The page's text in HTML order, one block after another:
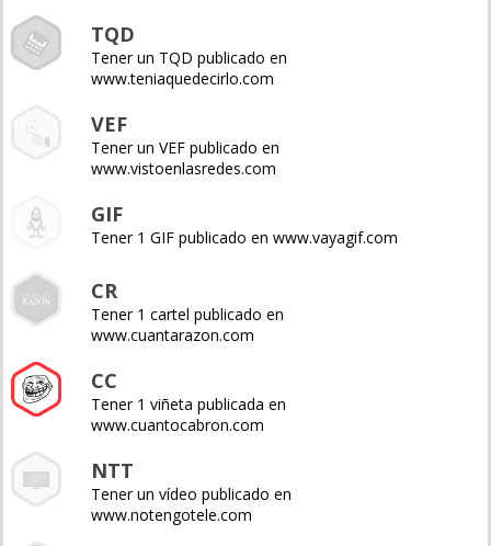
TQD
Tener un TQD publicado en
www.teniaquedecirlo.com
VEF
Tener un VEF publicado en
www.vistoenlasredes.com
GIF
Tener 1 GIF publicado en www.vayagif.com
CR
Tener 1 cartel publicado en
www.cuantarazon.com
CC
Tener 1 viñeta publicada en
www.cuantocabron.com
NTT
Tener un vídeo publicado en
www.notengotele.com